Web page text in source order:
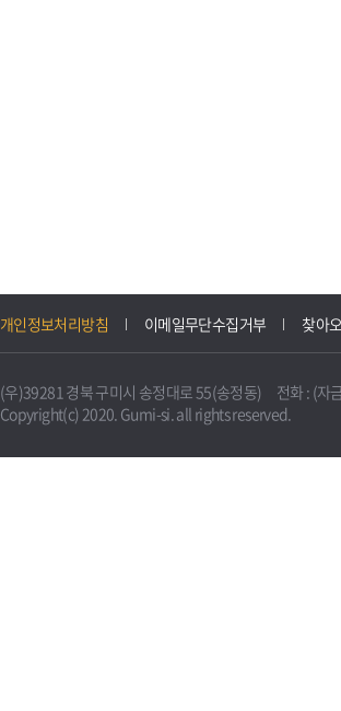
개인정보처리방침 이메일무단수집거부 찾아
(우)39281 경북 구미시 송정대로 55(송정동) 전화 : (
Copyright(c) 2020. Gumi-si. all rights reserved.